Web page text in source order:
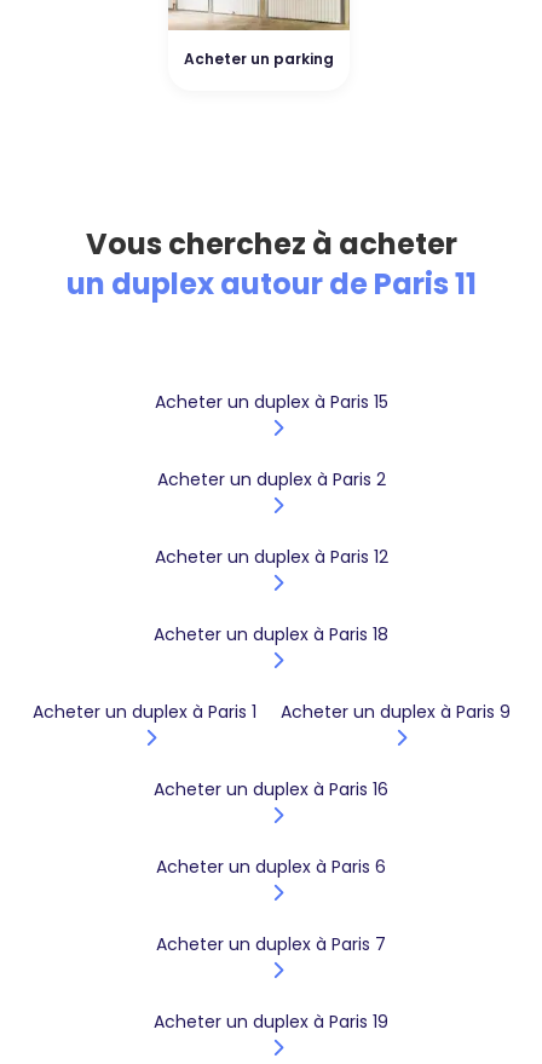
Acheter un parking
Vous cherchez à acheter
un duplex autour de Paris 11
Acheter un duplex à Paris 15
Acheter un duplex à Paris 2
Acheter un duplex à Paris 12
Acheter un duplex à Paris 18
Acheter un duplex à Paris 1 Acheter un duplex à Paris 9
Acheter un duplex à Paris 16
Acheter un duplex à Paris 6
Acheter un duplex à Paris 7
Acheter un duplex à Paris 19